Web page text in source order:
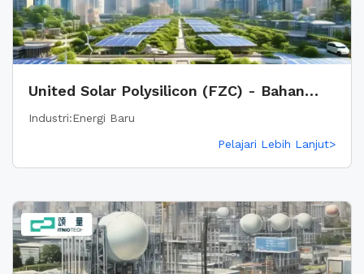
United Solar Polysilicon (FZC) - Bahan
Energi Baru
Industri:Energi Baru
Pelajari Lebih Lanjut>